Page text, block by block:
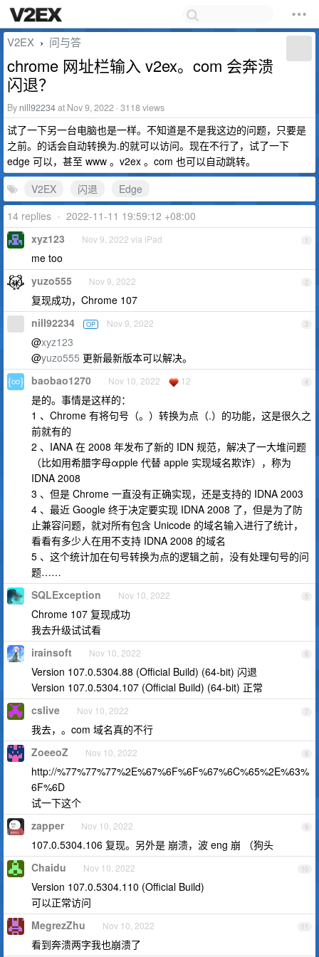
V2EX › 问与答
chrome 网址栏输入 v2ex。com 会奔溃
闪退？
By nill92234at Nov 9, 2022 · 3118 views
试了一下另一台电脑也是一样。不知道是不是我这边的问题，只要是
之前。的话会自动转换为.的就可以访问。现在不行了，试了一下
edge 可以，甚至 www 。v2ex 。com 也可以自动跳转。
V2EX
闪退
Edge
14 replies • 2022-11-11 19:59:12 +08:00
1
xyz123 Nov 9, 2022 via iPad
me too
2
yuzo555 Nov 9, 2022
复现成功，Chrome 107
3
nill92234 OP Nov 9, 2022
@xyz123
@yuzo555 更新最新版本可以解决。
4
baobao1270 Nov 10, 2022 12
是的。事情是这样的：
1 、Chrome 有将句号（。）转换为点（.）的功能，这是很久之
前就有的
2 、IANA 在 2008 年发布了新的 IDN 规范，解决了一大堆问题
（比如用希腊字母αpple 代替 apple 实现域名欺诈），称为
IDNA 2008
3 、但是 Chrome 一直没有正确实现，还是支持的 IDNA 2003
4 、最近 Google 终于决定要实现 IDNA 2008 了，但是为了防
止兼容问题，就对所有包含 Unicode 的域名输入进行了统计，
看看有多少人在用不支持 IDNA 2008 的域名
5 、这个统计加在句号转换为点的逻辑之前，没有处理句号的问
题……
5
SQLException Nov 10, 2022
Chrome 107 复现成功
我去升级试试看
6
irainsoft Nov 10, 2022
Version 107.0.5304.88 (Official Build) (64-bit) 闪退
Version 107.0.5304.107 (Official Build) (64-bit) 正常
7
cslive Nov 10, 2022
我去，。com 域名真的不行
8
ZoeeoZ Nov 10, 2022
http://%77%77%77%2E%67%6F%6F%67%6C%65%2E%63%
6F%6D
试一下这个
9
zapper Nov 10, 2022
107.0.5304.106 复现。另外是 崩溃，波 eng 崩 （狗头
10
Chaidu Nov 10, 2022
Version 107.0.5304.110 (Official Build)
可以正常访问
11
MegrezZhu Nov 10, 2022
看到奔溃两字我也崩溃了